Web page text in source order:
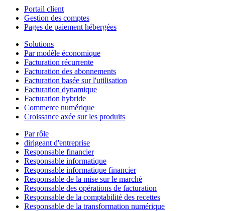
Portail client
Gestion des comptes
Pages de paiement hébergées
Solutions
Par modèle économique
Facturation récurrente
Facturation des abonnements
Facturation basée sur l'utilisation
Facturation dynamique
Facturation hybride
Commerce numérique
Croissance axée sur les produits
Par rôle
dirigeant d'entreprise
Responsable financier
Responsable informatique
Responsable informatique financier
Responsable de la mise sur le marché
Responsable des opérations de facturation
Responsable de la comptabilité des recettes
Responsable de la transformation numérique